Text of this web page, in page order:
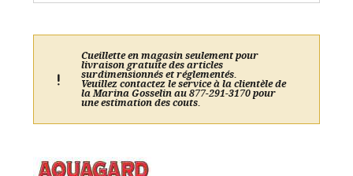
Cueillette en magasin seulement pour
livraison gratuite des articles
surdimensionnés et réglementés.
Veuillez contactez le service à la clientèle de
la Marina Gosselin au 877-291-3170 pour
une estimation des couts.